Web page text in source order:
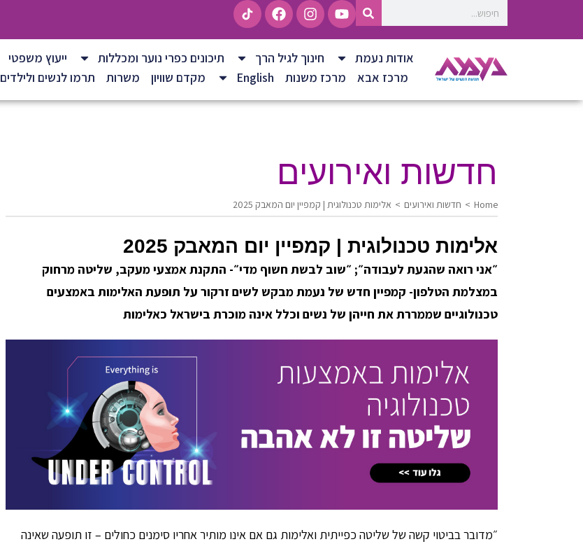
אודות נעמת חינוך לגיל הרך תיכונים כפרי נוער ומכללות ייעוץ משפטי
מרכז אבא
מרכז משנות English מקדם שוויון משרות תרמו לנשים ולילדים
חדשות ואירועים
Home
> חדשות ואירועים > אלימות טכנולוגית | קמפיין יום המאבק 2025
אלימות טכנולוגית | קמפיין יום המאבק 2025
״אני רואה שהגעת לעבודה״; ״שוב לבשת חשוף מדי״- התקנת אמצעי מעקב, שליטה מרחוק
במצלמת הטלפון- קמפיין חדש של נעמת מבקש לשים זרקור על תופעת האלימות באמצעים
טכנולוגיים שממררת את חייהן של נשים וכלל אינה מוכרת בישראל כאלימות
״מדובר בביטוי קשה של שליטה כפייתית ואלימות גם אם אינו מותיר אחריו סימנים כחולים – זו תופעה שאינה